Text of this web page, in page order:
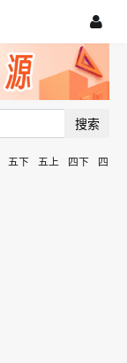
搜索
五下 五上 四下
四